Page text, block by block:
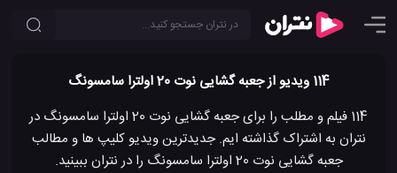
114 ویدیو از جعبه گشایی نوت 20 اولترا سامسونگ
114 فیلم و مطلب را برای جعبه گشایی نوت 20 اولترا سامسونگ در
نتران به اشتراک گذاشته ایم. جدیدترین ویدیو کلیپ ها و مطالب
جعبه گشایی نوت 20 اولترا سامسونگ را در نتران ببینید.